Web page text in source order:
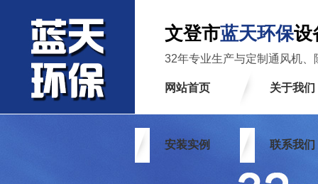
文登市蓝天环保设
32年专业生产与定制通风机、
网站首页 关于我们
安装实例 联系我们